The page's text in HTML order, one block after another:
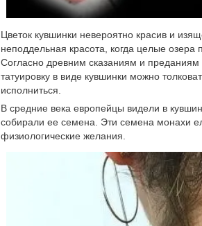
Цветок кувшинки невероятно красив и
неподдельная красота, когда целые
Согласно древним сказаниям и
татуировку в виде кувшинки можно
исполниться.
В средние века европейцы видели в
собирали ее семена. Эти семена монахи
физиологические желания.